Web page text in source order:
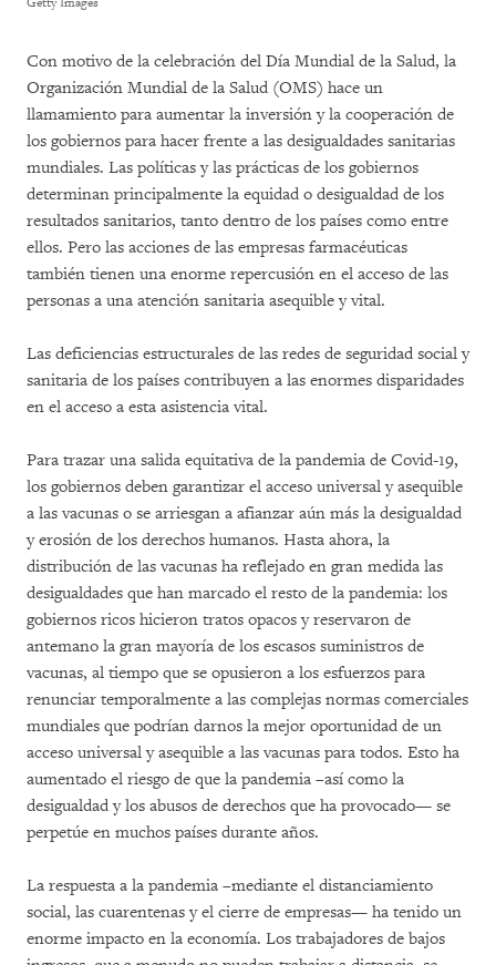
Con motivo de la celebración del Día Mundial de la Salud, la
Organización Mundial de la Salud (OMS) hace un
llamamiento para aumentar la inversión y la cooperación de
los gobiernos para hacer frente a las desigualdades sanitarias
mundiales. Las políticas y las prácticas de los gobiernos
determinan principalmente la equidad o desigualdad de los
resultados sanitarios, tanto dentro de los países como entre
ellos. Pero las acciones de las empresas farmacéuticas
también tienen una enorme repercusión en el acceso de las
personas a una atención sanitaria asequible y vital.
Las deficiencias estructurales de las redes de seguridad social y
sanitaria de los países contribuyen a las enormes disparidades
en el acceso a esta asistencia vital.
Para trazar una salida equitativa de la pandemia de Covid-19,
los gobiernos deben garantizar el acceso universal y asequible
a las vacunas o se arriesgan a afianzar aún más la desigualdad
y erosión de los derechos humanos. Hasta ahora, la
distribución de las vacunas ha reflejado en gran medida las
desigualdades que han marcado el resto de la pandemia: los
gobiernos ricos hicieron tratos opacos y reservaron de
antemano la gran mayoría de los escasos suministros de
vacunas, al tiempo que se opusieron a los esfuerzos para
renunciar temporalmente a las complejas normas comerciales
mundiales que podrían darnos la mejor oportunidad de un
acceso universal y asequible a las vacunas para todos. Esto ha
aumentado el riesgo de que la pandemia –así como la
desigualdad y los abusos de derechos que ha provocado— se
perpetúe en muchos países durante años.
La respuesta a la pandemia –mediante el distanciamiento
social, las cuarentenas y el cierre de empresas— ha tenido un
enorme impacto en la economía. Los trabajadores de bajos